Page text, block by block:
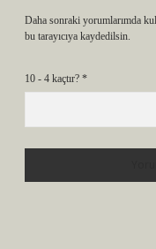
Daha sonraki yorumlarımda
bu tarayıcıya kaydedilsin.
10 - 4 kaçtır? *